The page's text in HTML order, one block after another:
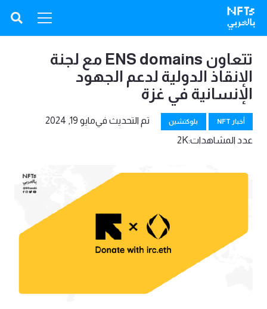
تتعاون ENS domains مع لجنة
الإنقاذ الدولية لدعم الجهود
الإنسانية في غزة
أخبار NFT بلوكتشين تم التحديث فيمايو 19, 2024
عدد المشاهدات:2K